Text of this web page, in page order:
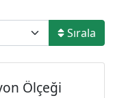
Sırala
Ölçeği